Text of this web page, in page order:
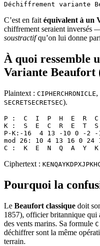
Déchiffrement
C’est en fait équivalent à un
chiffrement seraient inversés
soustractifqu’on lui donne
À quoi ressemble
Variante Beaufort
Plaintext : CIPHERCHRONICLE,
SECRETSECRETSEC).
P :  C  I  P  H  E  R
K :  S  E  C  R  E  T
P-K:-16  4 13 -10 0 -2
mod 26: 10 4 13 16 0
C :  K  E  N  Q  A  Y
Ciphertext :
Pourquoi la
Le Beaufort classique doit
1857), officier britannique qui
des vents marins. Sa formule
déchiffrer sont la même
terrain.